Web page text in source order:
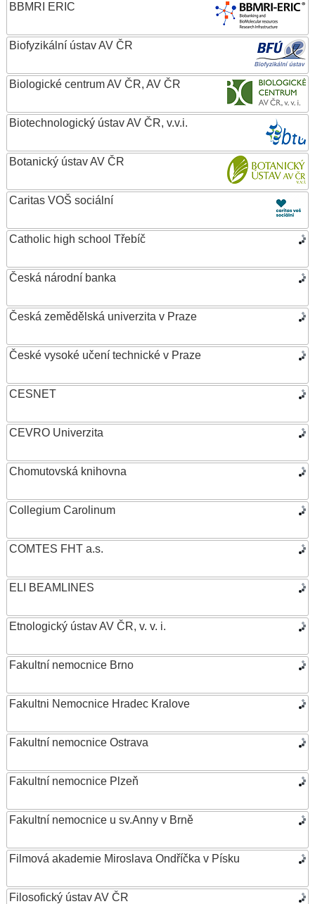
BBMRI ERIC
Biofyzikální ústav AV ČR
Biologické centrum AV ČR, AV ČR
Biotechnologický ústav AV ČR, v.v.i.
Botanický ústav AV ČR
Caritas VOŠ sociální
Catholic high school Třebíč
Česká národní banka
Česká zemědělská univerzita v Praze
České vysoké učení technické v Praze
CESNET
CEVRO Univerzita
Chomutovská knihovna
Collegium Carolinum
COMTES FHT a.s.
ELI BEAMLINES
Etnologický ústav AV ČR, v. v. i.
Fakultní nemocnice Brno
Fakultni Nemocnice Hradec Kralove
Fakultní nemocnice Ostrava
Fakultní nemocnice Plzeň
Fakultní nemocnice u sv.Anny v Brně
Filmová akademie Miroslava Ondříčka v Písku
Filosofický ústav AV ČR